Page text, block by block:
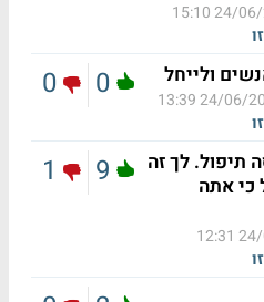
24/06/
ולייחל
24/06/2019
0
0
תיפול. לך זה
כי אתה
24/
9
1